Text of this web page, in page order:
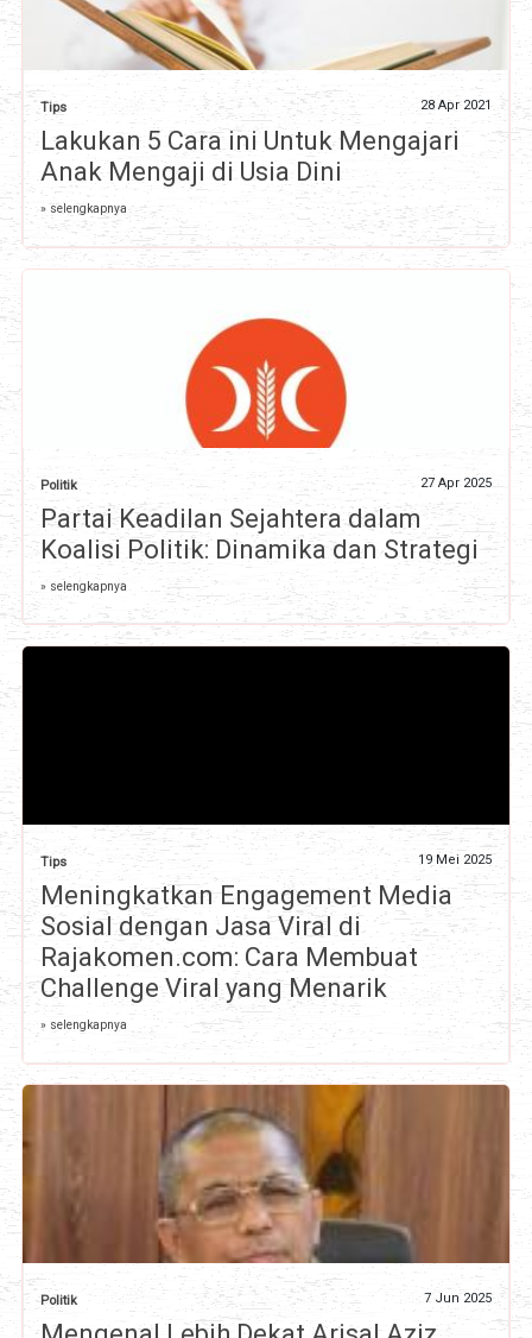
Tips 28 Apr 2021
Lakukan 5 Cara ini Untuk Mengajari
Anak Mengaji di Usia Dini
» selengkapnya
Politik 27 Apr 2025
Partai Keadilan Sejahtera dalam
Koalisi Politik: Dinamika dan Strategi
» selengkapnya
Tips 19 Mei 2025
Meningkatkan Engagement Media
Sosial dengan Jasa Viral di
Rajakomen.com: Cara Membuat
Challenge Viral yang Menarik
» selengkapnya
Politik 7 Jun 2025